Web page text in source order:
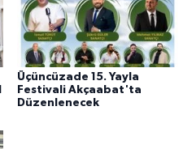
Üçüncüzade 15. Yayla
Festivali Akçaabat'ta
Düzenlenecek